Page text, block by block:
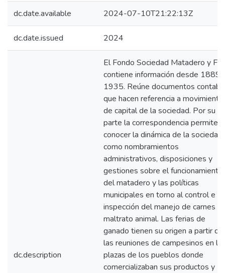
dc.date.available 2024-07-10T21:22:13Z
dc.date.issued 2024
dc.description
El Fondo Sociedad Matadero y
contiene información desde 1889
1935. Reúne documentos
que hacen referencia a
de capital de la sociedad. Por su
parte la correspondencia permite
conocer la dinámica de la sociedad
como nombramientos
administrativos, disposiciones y
gestiones sobre el funcionamiento
del matadero y las políticas
municipales en torno al control e
inspección del manejo de carnes y
maltrato animal. Las ferias de
ganado tienen su origen a partir de
las reuniones de campesinos en
plazas de los pueblos donde
comercializaban sus productos y